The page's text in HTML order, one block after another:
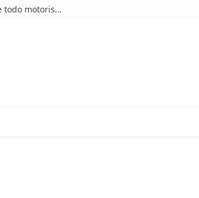
5 consequências de dirigir um carro irregular que todo motorista deve conhecer